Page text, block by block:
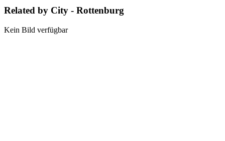
Related by City - Rottenburg
Kein Bild verfügbar